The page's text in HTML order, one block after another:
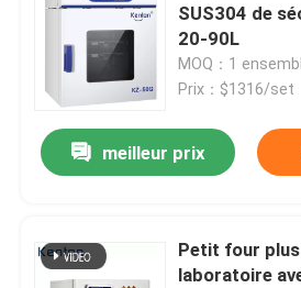
SUS304 de
20-90L
MOQ：1
Prix：$1316/set
meilleur prix
Petit four
laboratoire